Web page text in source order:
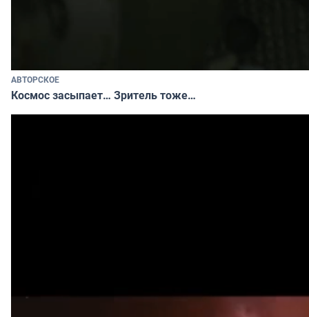
АВТОРСКОЕ
Космос засыпает… Зритель тоже…